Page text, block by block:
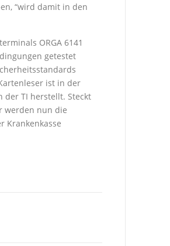
“wird damit in den
ORGA 6141
getestet
ist in der
der TI herstellt. Steckt
werden nun die
Krankenkasse